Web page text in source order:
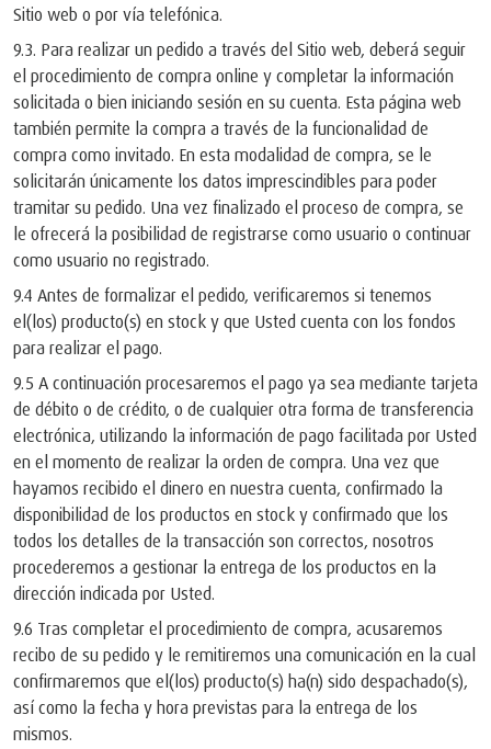
Sitio web o por vía telefónica.
9.3. Para realizar un pedido a través del Sitio web, deberá seguir
el procedimiento de compra online y completar la información
solicitada o bien iniciando sesión en su cuenta. Esta página web
también permite la compra a través de la funcionalidad de
compra como invitado. En esta modalidad de compra, se le
solicitarán únicamente los datos imprescindibles para poder
tramitar su pedido. Una vez finalizado el proceso de compra, se
le ofrecerá la posibilidad de registrarse como usuario o continuar
como usuario no registrado.
9.4 Antes de formalizar el pedido, verificaremos si tenemos
el(los) producto(s) en stock y que Usted cuenta con los fondos
para realizar el pago.
9.5 A continuación procesaremos el pago ya sea mediante tarjeta
de débito o de crédito, o de cualquier otra forma de transferencia
electrónica, utilizando la información de pago facilitada por Usted
en el momento de realizar la orden de compra. Una vez que
hayamos recibido el dinero en nuestra cuenta, confirmado la
disponibilidad de los productos en stock y confirmado que los
todos los detalles de la transacción son correctos, nosotros
procederemos a gestionar la entrega de los productos en la
dirección indicada por Usted.
9.6 Tras completar el procedimiento de compra, acusaremos
recibo de su pedido y le remitiremos una comunicación en la cual
confirmaremos que el(los) producto(s) ha(n) sido despachado(s),
así como la fecha y hora previstas para la entrega de los
mismos.